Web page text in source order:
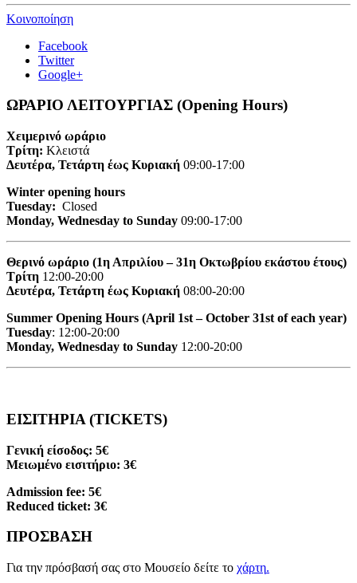
Κοινοποίηση
Facebook
Twitter
Google+
ΩΡΑΡΙΟ ΛΕΙΤΟΥΡΓΙΑΣ (Opening Hours)
Χειμερινό ωράριο
Τρίτη: Κλειστά
Δευτέρα, Τετάρτη έως Κυριακή 09:00-17:00
Winter opening hours
Tuesday: Closed
Monday, Wednesday to Sunday 09:00-17:00
Θερινό ωράριο (1η Απριλίου – 31η Οκτωβρίου εκάστου έτους)
Τρίτη 12:00-20:00
Δευτέρα, Τετάρτη έως Κυριακή 08:00-20:00
Summer Opening Hours (April 1st – October 31st of each year)
Tuesday: 12:00-20:00
Monday, Wednesday to Sunday 12:00-20:00
ΕΙΣΙΤΗΡΙΑ (TICKETS)
Γενική είσοδος: 5€
Μειωμένο εισιτήριο: 3€
Admission fee: 5€
Reduced ticket: 3€
ΠΡΟΣΒΑΣΗ
Για την πρόσβασή σας στο Μουσείο δείτε το χάρτη.